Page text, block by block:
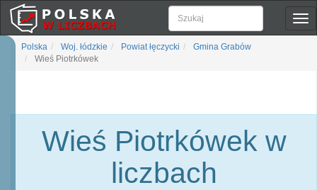
Polska Woj. łódzkie Powiat łęczycki
Gmina Grabów
Wieś Piotrkówek
Wieś Piotrkówek w
liczbach